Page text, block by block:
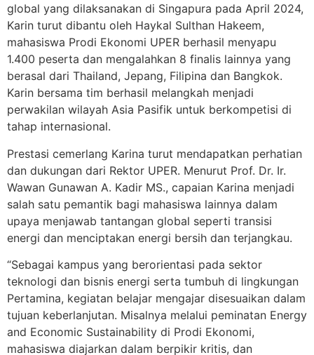
global yang dilaksanakan di Singapura pada April 2024,
Karin turut dibantu oleh Haykal Sulthan Hakeem,
mahasiswa Prodi Ekonomi UPER berhasil menyapu
1.400 peserta dan mengalahkan 8 finalis lainnya yang
berasal dari Thailand, Jepang, Filipina dan Bangkok.
Karin bersama tim berhasil melangkah menjadi
perwakilan wilayah Asia Pasifik untuk berkompetisi di
tahap internasional.
Prestasi cemerlang Karina turut mendapatkan perhatian
dan dukungan dari Rektor UPER. Menurut Prof. Dr. Ir.
Wawan Gunawan A. Kadir MS., capaian Karina menjadi
salah satu pemantik bagi mahasiswa lainnya dalam
upaya menjawab tantangan global seperti transisi
energi dan menciptakan energi bersih dan terjangkau.
“Sebagai kampus yang berorientasi pada sektor
teknologi dan bisnis energi serta tumbuh di lingkungan
Pertamina, kegiatan belajar mengajar disesuaikan dalam
tujuan keberlanjutan. Misalnya melalui peminatan Energy
and Economic Sustainability di Prodi Ekonomi,
mahasiswa diajarkan dalam berpikir kritis, dan